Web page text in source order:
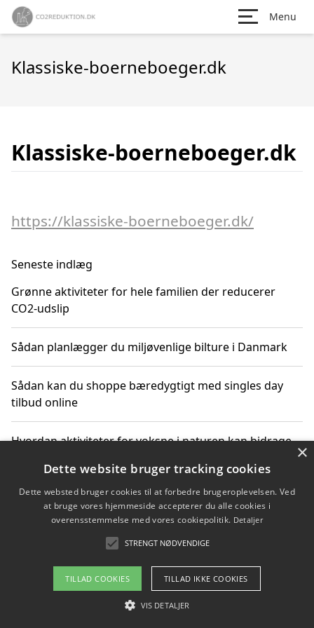
Menu
Klassiske-boerneboeger.dk
Klassiske-boerneboeger.dk
https://klassiske-boerneboeger.dk/
Seneste indlæg
Grønne aktiviteter for hele familien der reducerer
CO2-udslip
Sådan planlægger du miljøvenlige bilture i Danmark
Sådan kan du shoppe bæredygtigt med singles day
tilbud online
Hvordan aktiviteter for voksne i naturen kan bidrage
Sådan planlægger du dine vigtige datoer for CO2-
reduktion
Copyright 2026 - Pilanto Aps
Om / kontakt
×
Dette website bruger tracking cookies
Dette websted bruger cookies til at forbedre brugeroplevelsen. Ved
at bruge vores hjemmeside accepterer du alle cookies i
overensstemmelse med vores cookiepolitik. Detaljer
STRENGT NØDVENDIGE
TILLAD COOKIES TILLAD IKKE COOKIES
VIS DETALJER